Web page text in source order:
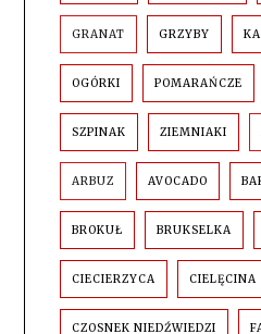
GRANAT GRZYBY
OGÓRKI POMARAŃCZE
SZPINAK ZIEMNIAKI
ARBUZ AVOCADO
BROKUŁ BRUKSELKA
CIECIERZYCA CIELĘCINA
CZOSNEK NIEDŹWIEDZI